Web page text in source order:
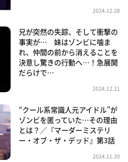
2024.12.28
兄が突然の失踪、そして衝撃の
事実が… 妹はゾンビに噛ま
れ、仲間の前から消えることを
決意し驚きの行動へ…！急展開
だらけで…
2024.12.21
“クール系常識人元アイドル”が
ゾンビを匿っていた…その理由
とは？／『マーダーミステリ
ー・オブ・ザ・デッド』第3話
2024.11.30